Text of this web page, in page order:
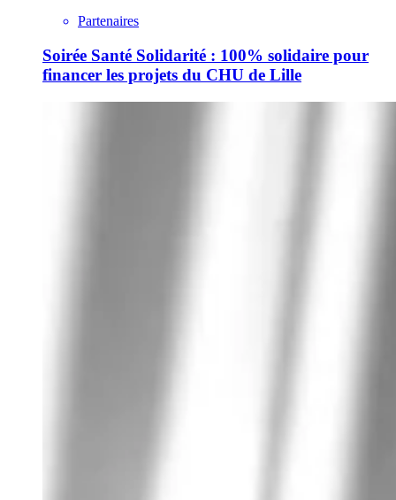
Partenaires
Soirée Santé Solidarité : 100% solidaire pour
financer les projets du CHU de Lille